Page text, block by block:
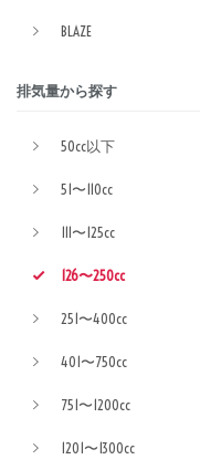
BLAZE
排気量から探す
50cc以下
51〜110cc
111〜125cc
126〜250cc
251〜400cc
401〜750cc
751〜1200cc
1201〜1300cc